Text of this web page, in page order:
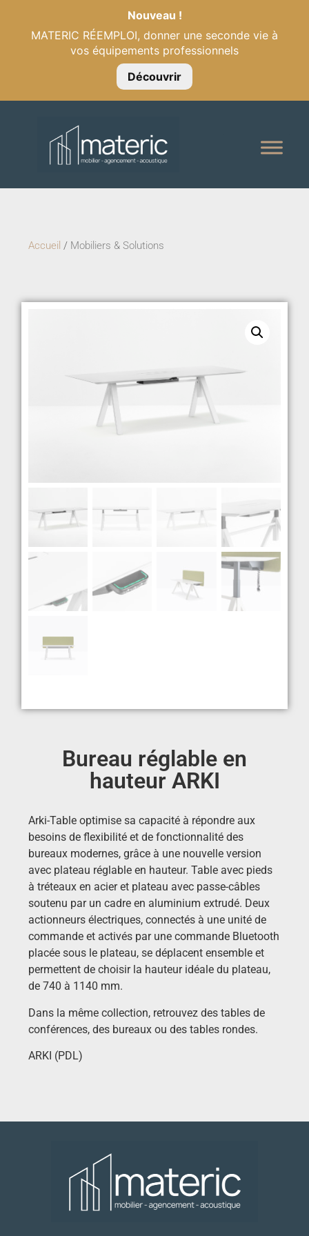
Nouveau !
MATERIC RÉEMPLOI, donner une seconde vie à
vos équipements professionnels
Découvrir
Accueil / Mobiliers & Solutions
Bureau réglable en
hauteur ARKI
Arki-Table optimise sa capacité à répondre aux
besoins de flexibilité et de fonctionnalité des
bureaux modernes, grâce à une nouvelle version
avec plateau réglable en hauteur.Table avec pieds
à tréteaux en acier et plateau avec passe-câbles
soutenu par un cadre en aluminium extrudé. Deux
actionneurs électriques, connectés à une unité de
commande et activés par une commande Bluetooth
placée sous le plateau, se déplacent ensemble et
permettent de choisir la hauteur idéale du plateau,
de 740 à 1140 mm.
Dans la même collection, retrouvez des tables de
conférences, des bureaux ou des tables rondes.
ARKI (PDL)